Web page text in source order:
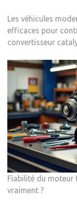
Les véhicules
efficaces pour
convertisseur
Fiabilité du moteur
vraiment ?